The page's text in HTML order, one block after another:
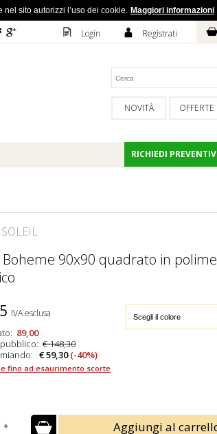
ì D Login A Registrati H
OFFERTE
NOVITÀ
RICHIEDI
Boheme 90x90 quadrato in
IVA esclusa
89,00
€ 148,30
€ 59,30(-40%)
fino ad esaurimento scorte
+ Aggiungi al
sito autorizzi l’uso dei cookie. Maggiori informazioni